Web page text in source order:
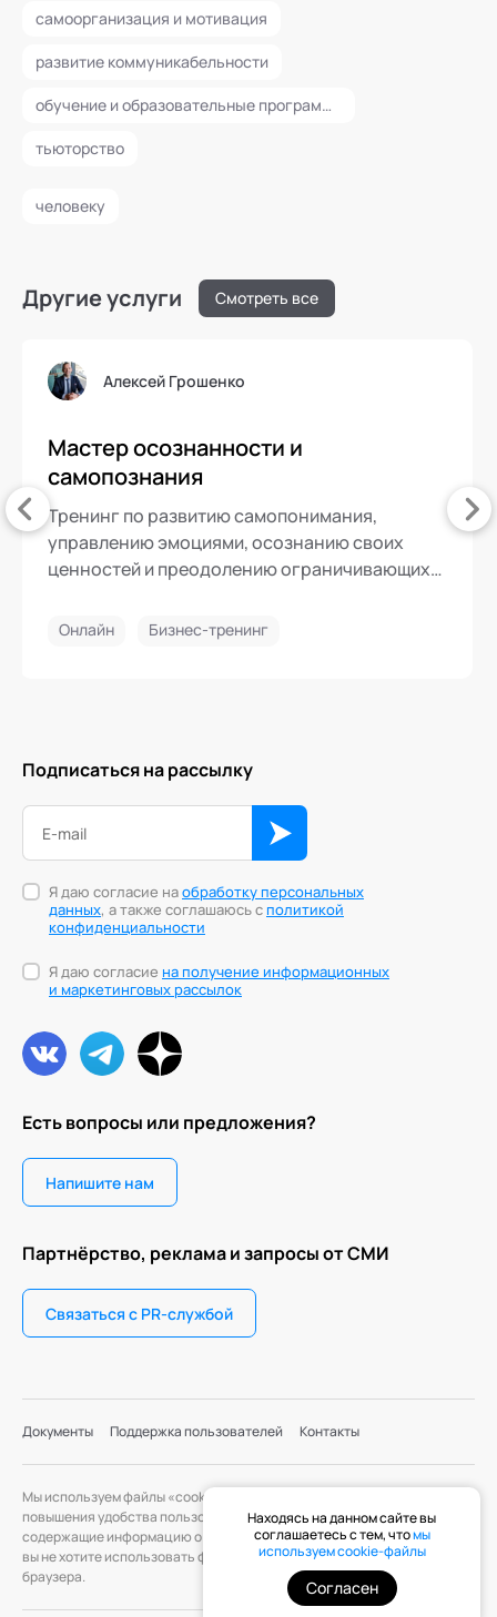
самоорганизация и мотивация
развитие коммуникабельности
обучение и образовательные программы
тьюторство
человеку
Другие услуги Смотреть все
Алексей Грошенко
Мастер осознанности и
самопознания
Тренинг по развитию самопонимания,
управлению эмоциями, осознанию своих
ценностей и преодолению ограничивающих
самостоятельной жизненной позиции
Онлайн Бизнес-тренинг
Есть вопросы или предложения?
Напишите нам
Партнёрство, реклама и запросы от СМИ
Связаться с PR-службой
Подписаться на рассылку
Я даю согласие наобработку персональных
данных, а также соглашаюсь сполитикой
конфиденциальности
Я даю согласие на получение информационных
и маркетинговых рассылок
Документы Поддержка пользователей Контакты
Мы используем файлы «cookie» с целью персонализации сервисов и
повышения удобства пользования веб-сайтом. «Cookie» — файлы,
содержащие информацию о предыдущих посещениях веб-сайта. Если
вы не хотите использовать файлы «cookie», измените настройки
браузера.
Находясь на данном сайте вы
соглашаетесь с тем, чтомы
используем cookie-файлы
Согласен